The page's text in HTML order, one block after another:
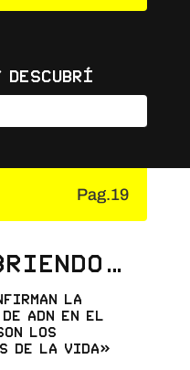
Descubrí
Pag.19
la
ADN en el
los
de la vida»